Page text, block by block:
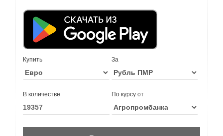
Купить За
В количестве По курсу от